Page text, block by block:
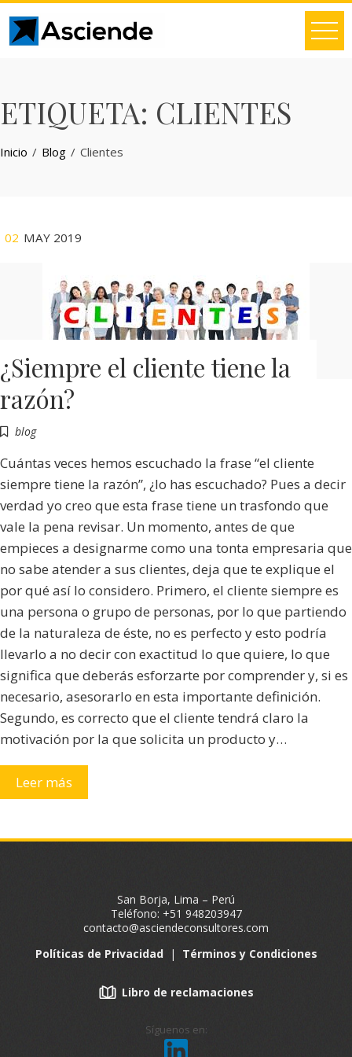
ETIQUETA: CLIENTES
Inicio Blog Clientes
02 MAY 2019
¿Siempre el cliente tiene la
razón?
blog
Cuántas veces hemos escuchado la frase “el cliente
siempre tiene la razón”, ¿lo has escuchado? Pues a decir
verdad yo creo que esta frase tiene un trasfondo que
vale la pena revisar. Un momento, antes de que
empieces a designarme como una tonta empresaria que
no sabe atender a sus clientes, deja que te explique el
por qué así lo considero. Primero, el cliente siempre es
una persona o grupo de personas, por lo que partiendo
de la naturaleza de éste, no es perfecto y esto podría
llevarlo a no decir con exactitud lo que quiere, lo que
significa que deberás esforzarte por comprender y, si es
necesario, asesorarlo en esta importante definición.
Segundo, es correcto que el cliente tendrá claro la
motivación por la que solicita un producto y…
Leer más
San Borja, Lima – Perú
Teléfono: +51 948203947
contacto@asciendeconsultores.com
Políticas de Privacidad| Términos y Condiciones
Libro de reclamaciones
Síguenos en: